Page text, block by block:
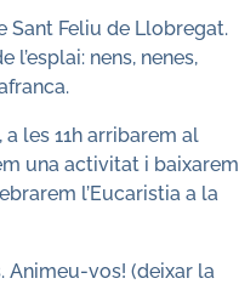
Sant Feliu de Llobregat.
nens, nenes,
les 11h arribarem al
una activitat i baixarem
l’Eucaristia a la
Animeu-vos! (deixar la